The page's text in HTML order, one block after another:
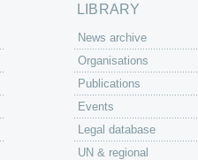
LIBRARY
News archive
Organisations
Publications
Events
Legal database
UN & regional